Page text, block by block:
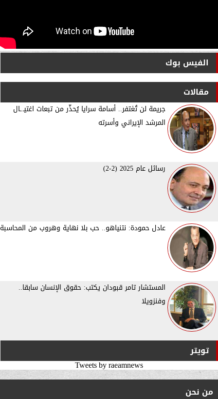
الفيس بوك
مقالات
جريمة لن تُغتفر.. أسامة سرايا يُحذّر من تبعات اغتيـ.ـال
المرشد الإيراني وأسرته
رسائل عام 2025 (2-2)
عادل حمودة: نتنياهو.. حب بلا نهاية وهروب من المحاسبة
المستشار تامر قبودان يكتب: حقوق الإنسان سابقا..
وفنزويلا
تويتر
Tweets by raeamnews
من نحن